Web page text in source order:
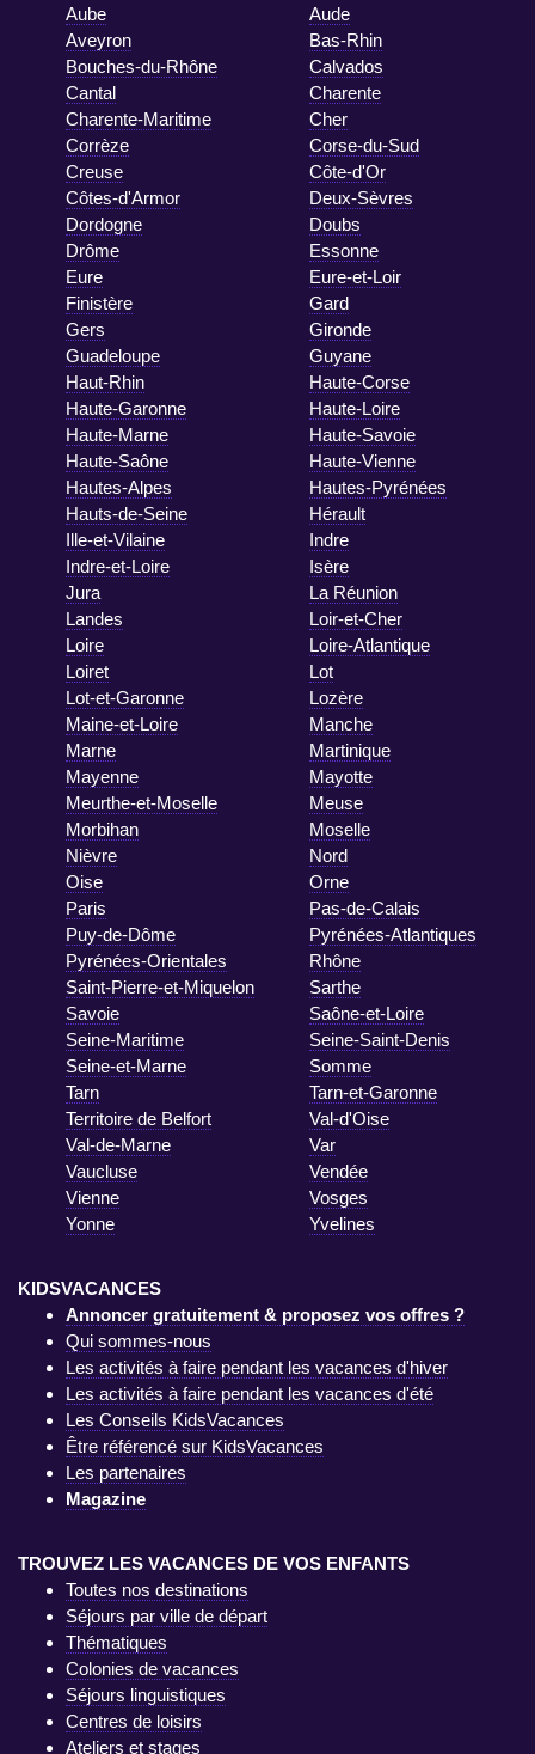
Aube
Aude
Aveyron
Bas-Rhin
Bouches-du-Rhône
Calvados
Cantal
Charente
Charente-Maritime
Cher
Corrèze
Corse-du-Sud
Creuse
Côte-d'Or
Côtes-d'Armor
Deux-Sèvres
Dordogne
Doubs
Drôme
Essonne
Eure
Eure-et-Loir
Finistère
Gard
Gers
Gironde
Guadeloupe
Guyane
Haut-Rhin
Haute-Corse
Haute-Garonne
Haute-Loire
Haute-Marne
Haute-Savoie
Haute-Saône
Haute-Vienne
Hautes-Alpes
Hautes-Pyrénées
Hauts-de-Seine
Hérault
Ille-et-Vilaine
Indre
Indre-et-Loire
Isère
Jura
La Réunion
Landes
Loir-et-Cher
Loire
Loire-Atlantique
Loiret
Lot
Lot-et-Garonne
Lozère
Maine-et-Loire
Manche
Marne
Martinique
Mayenne
Mayotte
Meurthe-et-Moselle
Meuse
Morbihan
Moselle
Nièvre
Nord
Oise
Orne
Paris
Pas-de-Calais
Puy-de-Dôme
Pyrénées-Atlantiques
Pyrénées-Orientales
Rhône
Saint-Pierre-et-Miquelon
Sarthe
Savoie
Saône-et-Loire
Seine-Maritime
Seine-Saint-Denis
Seine-et-Marne
Somme
Tarn
Tarn-et-Garonne
Territoire de Belfort
Val-d'Oise
Val-de-Marne
Var
Vaucluse
Vendée
Vienne
Vosges
Yonne
Yvelines
KIDSVACANCES
Annoncer gratuitement & proposez vos offres ?
Qui sommes-nous
Les activités à faire pendant les vacances d'hiver
Les activités à faire pendant les vacances d'été
Les Conseils KidsVacances
Être référencé sur KidsVacances
Les partenaires
Magazine
TROUVEZ LES VACANCES DE VOS ENFANTS
Toutes nos destinations
Séjours par ville de départ
Thématiques
Colonies de vacances
Séjours linguistiques
Centres de loisirs
Ateliers et stages